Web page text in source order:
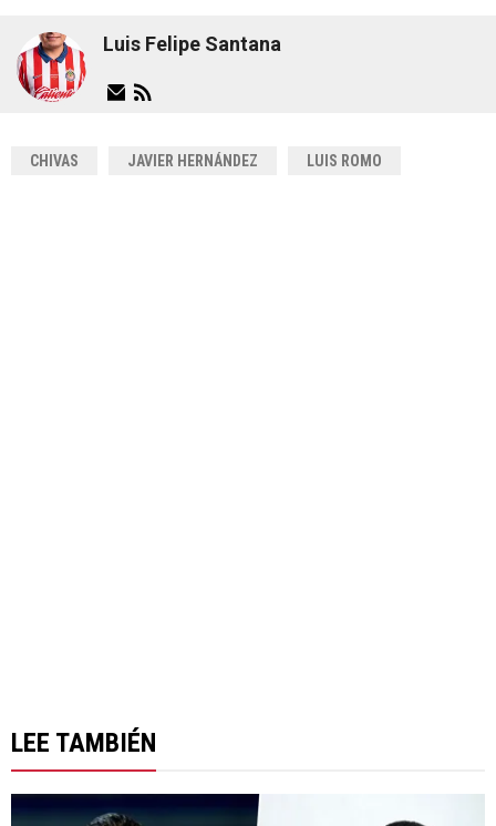
Luis Felipe Santana
CHIVAS JAVIER HERNÁNDEZ LUIS ROMO
LEE TAMBIÉN